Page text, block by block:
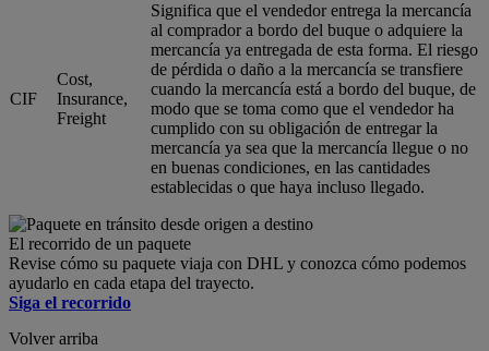
CIF
Cost,
Insurance,
Freight
Significa que el vendedor entrega la mercancía
al comprador a bordo del buque o adquiere la
mercancía ya entregada de esta forma. El riesgo
de pérdida o daño a la mercancía se transfiere
cuando la mercancía está a bordo del buque, de
modo que se toma como que el vendedor ha
cumplido con su obligación de entregar la
mercancía ya sea que la mercancía llegue o no
en buenas condiciones, en las cantidades
establecidas o que haya incluso llegado.
El recorrido de un paquete
Revise cómo su paquete viaja con DHL y conozca cómo podemos
ayudarlo en cada etapa del trayecto.
Siga el recorrido
Volver arriba